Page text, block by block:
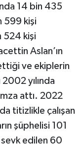
14 bin 435
599 kişi
524 kişi
Aslan’ın
ve ekiplerin
yılında
attı. 2022
titizlikle çalışan
şüphelisi 101
sevk edilen 60